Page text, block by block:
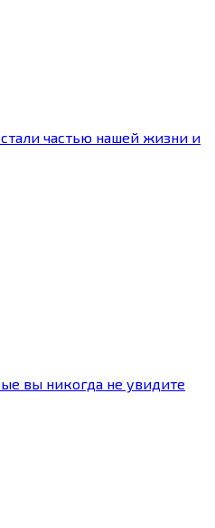
частью нашей жизни и
вы никогда не увидите